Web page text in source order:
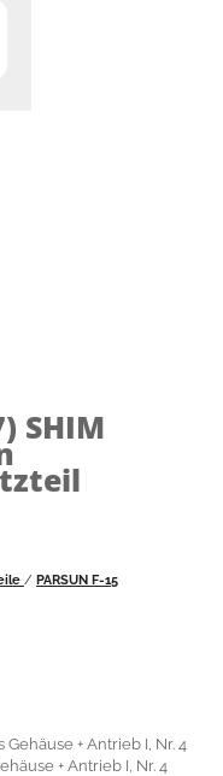
SHIM
/ PARSUN F-15
+ Antrieb I, Nr. 4
+ Antrieb I, Nr. 4